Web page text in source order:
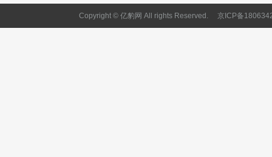
Copyright © 亿豹网 All rights Reserved. 京ICP备